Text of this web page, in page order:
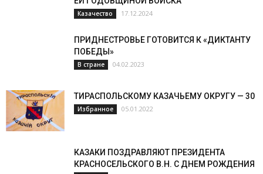
Казачество 17.12.2024
ПРИДНЕСТРОВЬЕ ГОТОВИТСЯ К «ДИКТАНТУ
ПОБЕДЫ»
В стране 04.02.2023
ТИРАСПОЛЬСКОМУ КАЗАЧЬЕМУ ОКРУГУ — 30
Избранное 05.01.2022
КАЗАКИ ПОЗДРАВЛЯЮТ ПРЕЗИДЕНТА
КРАСНОСЕЛЬСКОГО В.Н. С ДНЕМ РОЖДЕНИЯ